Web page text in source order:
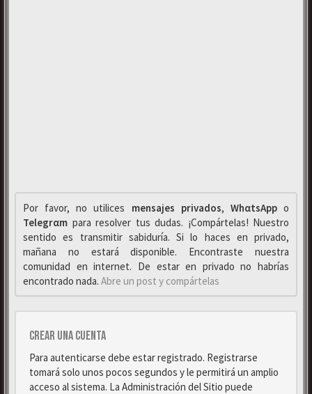
Por favor, no utilices mensajes privados, WhαtsAppo
Telegrαm para resolver tus dudas. ¡Compártelas! Nuestro
sentido es transmitir sabiduría. Si lo haces en privado,
mañana no estará disponible. Encontraste nuestra
comunidad en internet. De estar en privado no habrías
encontrado nada. Abre un post y compártelas
Crear una cuenta
Para autenticarse debe estar registrado. Registrarse
tomará solo unos pocos segundos y le permitirá un amplio
acceso al sistema. La Administración del Sitio puede